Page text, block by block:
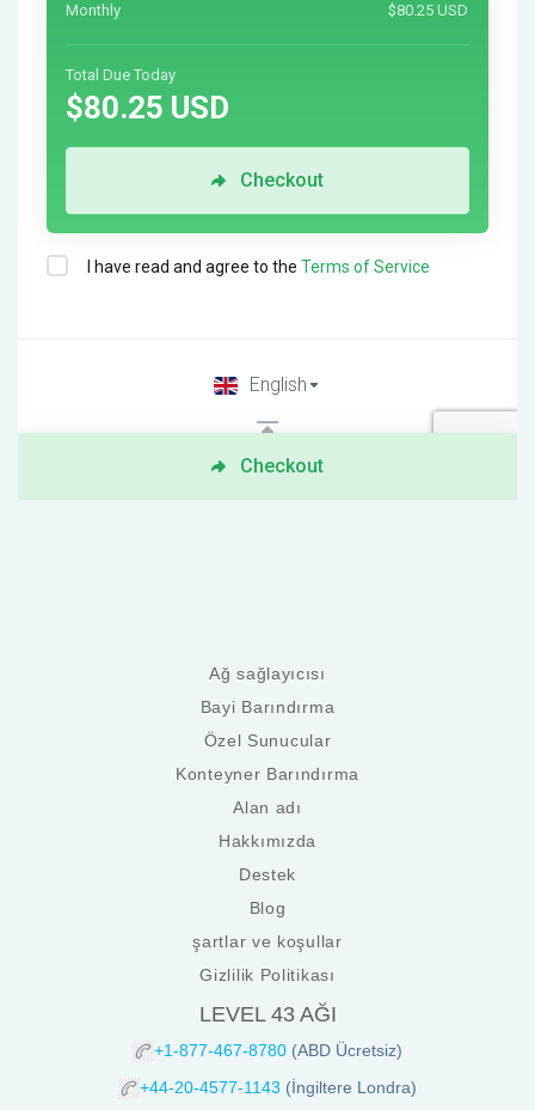
Ağ sağlayıcısı
Bayi Barındırma
Özel Sunucular
Konteyner Barındırma
Alan adı
Hakkımızda
Destek
Blog
şartlar ve koşullar
Gizlilik Politikası
LEVEL 43 AĞI
+1-877-467-8780 (ABD Ücretsiz)
+44-20-4577-1143 (İngiltere Londra)